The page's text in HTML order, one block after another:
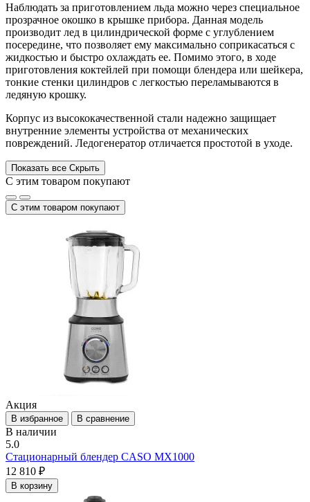
Наблюдать за приготовлением льда можно через специальное
прозрачное окошко в крышке прибора. Данная модель
производит лед в цилиндрической форме с углублением
посередине, что позволяет ему максимально соприкасаться с
жидкостью и быстро охлаждать ее. Помимо этого, в ходе
приготовления коктейлей при помощи блендера или шейкера,
тонкие стенки цилиндров с легкостью переламываются в
ледяную крошку.
Корпус из высококачественной стали надежно защищает
внутренние элементы устройства от механических
повреждений. Ледогенератор отличается простотой в уходе.
Показать все Скрыть
С этим товаром покупают
С этим товаром покупают
Акция
В избранное В сравнение
В наличии
5.0
Стационарный блендер CASO MX1000
12 810 ₽
В корзину